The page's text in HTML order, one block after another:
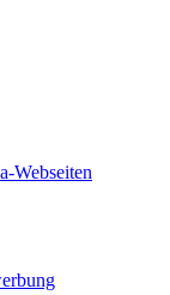
Webseiten